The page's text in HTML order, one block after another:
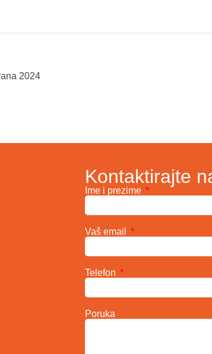
2024
Kontaktirajte
Ime i prezime
Vaš email
Telefon
Poruka